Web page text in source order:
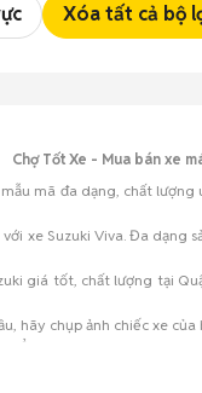
Xóa tất cả bộ
Chợ Tốt Xe - Mua bán xe
mã đa dạng, chất
xe Suzuki Viva. Đa dạng
giá tốt, chất lượng tại
hãy chụp ảnh chiếc xe